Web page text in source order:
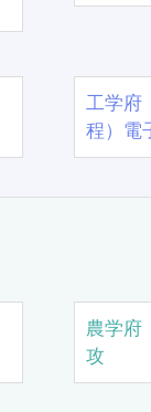
工学
程）電
農学
攻